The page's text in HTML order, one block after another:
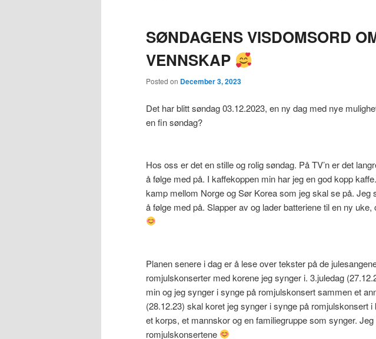
SØNDAGENS VISDOMSORD
VENNSKAP
Posted on December 3, 2023
Det har blitt søndag 03.12.2023, en ny dag med nye
en fin søndag?
Hos oss er det en stille og rolig søndag. På TV’n er det
å følge med på. I kaffekoppen min har jeg en god kopp
kamp mellom Norge og Sør Korea som jeg skal se på. Jeg
å følge med på. Slapper av og lader batteriene til en ny
Planen senere i dag er å lese over tekster på de
romjulskonserter med korene jeg synger i. 3.juledag
min og jeg synger i synge på romjulskonsert sammen et
(28.12.23) skal koret jeg synger i synge på romjulskonsert
et korps, et mannskor og en familiegruppe som synger.
romjulskonsertene